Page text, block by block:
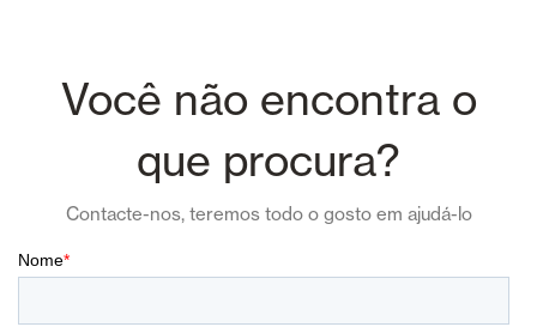
Você não encontra o
que procura?
Contacte-nos, teremos todo o gosto em ajudá-lo